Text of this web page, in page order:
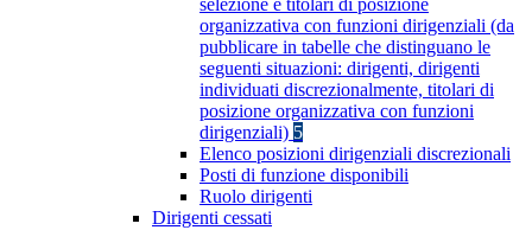
selezione e titolari di posizione
organizzativa con funzioni dirigenziali (da
pubblicare in tabelle che distinguano le
seguenti situazioni: dirigenti, dirigenti
individuati discrezionalmente, titolari di
posizione organizzativa con funzioni
dirigenziali) 5
Elenco posizioni dirigenziali discrezionali
Posti di funzione disponibili
Ruolo dirigenti
Dirigenti cessati